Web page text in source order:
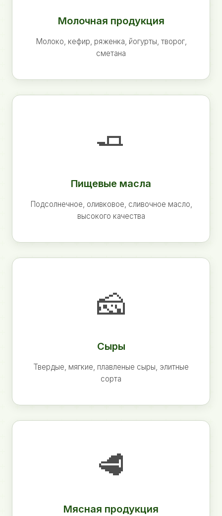
Молочная продукция
Молоко, кефир, ряженка, йогурты, творог,
сметана
🧈
Пищевые масла
Подсолнечное, оливковое, сливочное масло,
высокого качества
🧀
Сыры
Твердые, мягкие, плавленые сыры, элитные
сорта
🥩
Мясная продукция